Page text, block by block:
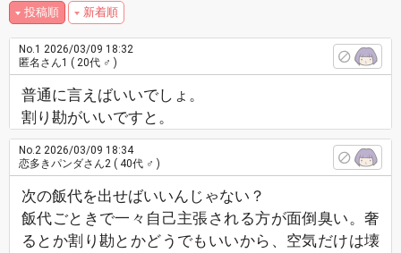
投稿順 新着順
No.1 2026/03/09 18:32
匿名さん1 ( 20代 ♂ )
普通に言えばいいでしょ。
割り勘がいいですと。
No.2 2026/03/09 18:34
恋多きパンダさん2 ( 40代 ♂ )
次の飯代を出せばいいんじゃない？
飯代ごときで一々自己主張される方が面倒臭い。奢
るとか割り勘とかどうでもいいから、空気だけは壊